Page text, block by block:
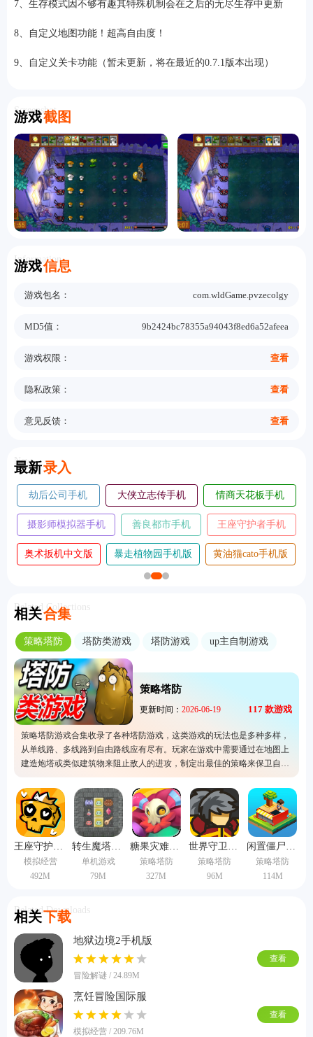
7、生存模式因不够有趣其特殊机制会在之后的无尽生存中更新
8、自定义地图功能！超高自由度！
9、自定义关卡功能（暂未更新，将在最近的0.7.1版本出现）
游戏截图
Screenshot
游戏信息
Information
游戏包名： com.wldGame.pvzecolgy
MD5值： 9b2424bc78355a94043f8ed6a52afeea
游戏权限： 查看
隐私政策： 查看
意见反馈： 查看
最新录入
New
航海奇兵手游
2026
谁淹了我的世界手
机版
指尖战斗家无
敌版
房产达人2手机
版
疯狂摩托车修改
版
收银员之星中文
版
赛车王国
转生魔塔中文版 回声迷踪手机版
相关合集
Related Collections
策略塔防 塔防类游戏 塔防游戏 up主自制游戏
策略塔防
更新时间： 2026-06-19 117 款游戏
策略塔防游戏合集收录了各种塔防游戏，这类游戏的玩法也是多种多样，
从单线路、多线路到自由路线应有尽有。玩家在游戏中需要通过在地图上
建造炮塔或类似建筑物来阻止敌人的进攻，制定出最佳的策略来保卫自己
的领土，防止被敌方霸占。无论是想要体验战斗游戏还是喜欢思考各种策
略的游戏，都可以在合集内找到。
模拟经营
492M
单机游戏
79M
策略塔防
327M
策略塔防
96M
策略塔防
114M
相关下载
Related Downloads
地狱边境2手机版
冒险解谜 / 24.89M
查看
烹饪冒险国际服
模拟经营 / 209.76M
查看